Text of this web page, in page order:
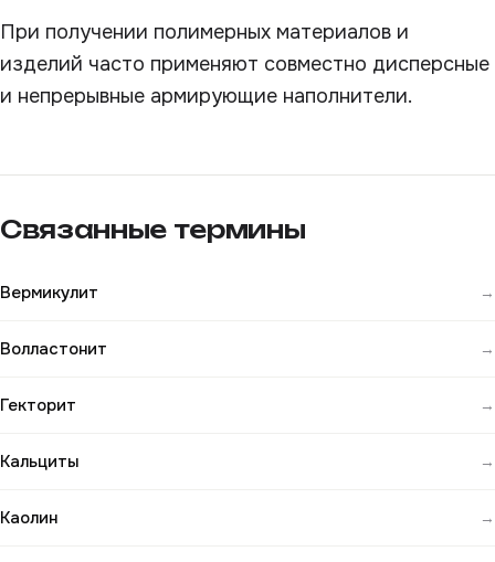
При получении полимерных материалов и
изделий часто применяют совместно дисперсные
и непрерывные армирующие наполнители.
Связанные термины
Вермикулит →
Волластонит →
Гекторит →
Кальциты →
Каолин →